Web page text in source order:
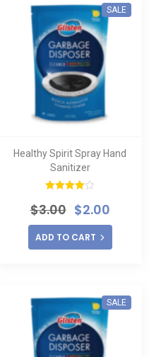
SALE
Healthy Spirit Spray Hand
Sanitizer
4.00 out
of 5
$3.00 $2.00
ADD TO CART
SALE